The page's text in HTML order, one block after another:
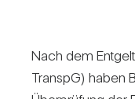
Nach dem
TranspG) haben